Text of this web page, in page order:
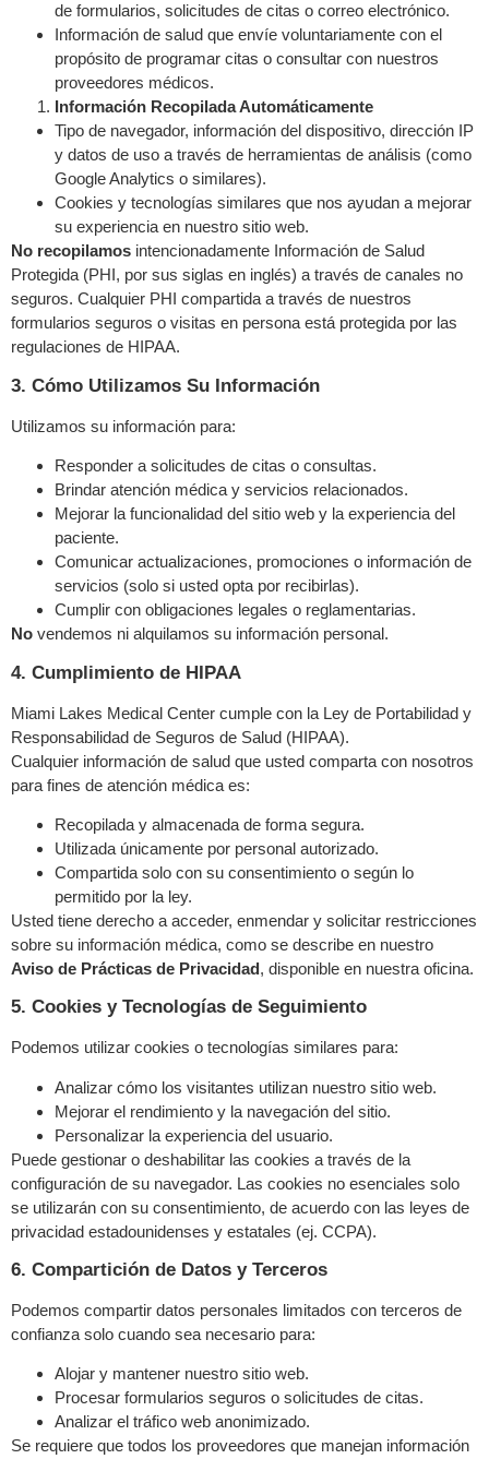
de formularios, solicitudes de citas o correo electrónico.
Información de salud que envíe voluntariamente con el
propósito de programar citas o consultar con nuestros
proveedores médicos.
Información Recopilada Automáticamente
Tipo de navegador, información del dispositivo, dirección IP
y datos de uso a través de herramientas de análisis (como
Google Analytics o similares).
Cookies y tecnologías similares que nos ayudan a mejorar
su experiencia en nuestro sitio web.
No recopilamos intencionadamente Información de Salud
Protegida (PHI, por sus siglas en inglés) a través de canales no
seguros. Cualquier PHI compartida a través de nuestros
formularios seguros o visitas en persona está protegida por las
regulaciones de HIPAA.
3. Cómo Utilizamos Su Información
Utilizamos su información para:
Responder a solicitudes de citas o consultas.
Brindar atención médica y servicios relacionados.
Mejorar la funcionalidad del sitio web y la experiencia del
paciente.
Comunicar actualizaciones, promociones o información de
servicios (solo si usted opta por recibirlas).
Cumplir con obligaciones legales o reglamentarias.
No vendemos ni alquilamos su información personal.
4. Cumplimiento de HIPAA
Miami Lakes Medical Center cumple con la Ley de Portabilidad y
Responsabilidad de Seguros de Salud (HIPAA).
Cualquier información de salud que usted comparta con nosotros
para fines de atención médica es:
Recopilada y almacenada de forma segura.
Utilizada únicamente por personal autorizado.
Compartida solo con su consentimiento o según lo
permitido por la ley.
Usted tiene derecho a acceder, enmendar y solicitar restricciones
sobre su información médica, como se describe en nuestro
Aviso de Prácticas de Privacidad, disponible en nuestra oficina.
5. Cookies y Tecnologías de Seguimiento
Podemos utilizar cookies o tecnologías similares para:
Analizar cómo los visitantes utilizan nuestro sitio web.
Mejorar el rendimiento y la navegación del sitio.
Personalizar la experiencia del usuario.
Puede gestionar o deshabilitar las cookies a través de la
configuración de su navegador. Las cookies no esenciales solo
se utilizarán con su consentimiento, de acuerdo con las leyes de
privacidad estadounidenses y estatales (ej. CCPA).
6. Compartición de Datos y Terceros
Podemos compartir datos personales limitados con terceros de
confianza solo cuando sea necesario para:
Alojar y mantener nuestro sitio web.
Procesar formularios seguros o solicitudes de citas.
Analizar el tráfico web anonimizado.
Se requiere que todos los proveedores que manejan información